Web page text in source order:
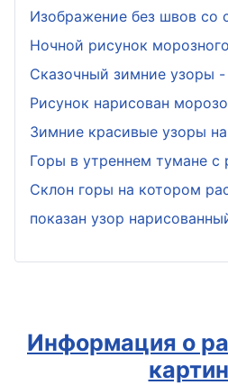
Изображение без швов со
Ночной рисунок
Сказочный зимние узоры -
Рисунок нарисован
Зимние красивые узоры
Горы в утреннем тумане
Склон горы на котором
показан узор
Информация о